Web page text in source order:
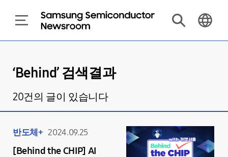
‘Behind’ 검색결과
20건의 글이 있습니다
반도체+ 2024.09.25
[Behind the CHIP] AI